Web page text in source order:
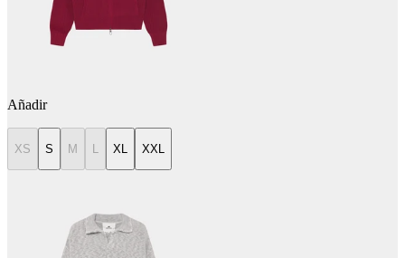
Añadir
XS S M XL XXL